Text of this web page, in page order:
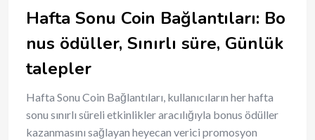
Hafta Sonu Coin Bağlantıları: Bo
nus ödüller, Sınırlı süre, Günlük
talepler
Hafta Sonu Coin Bağlantıları, kullanıcıların her hafta
sonu sınırlı süreli etkinlikler aracılığıyla bonus ödüller
kazanmasını sağlayan heyecan verici promosyon